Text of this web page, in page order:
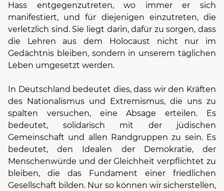
Hass entgegenzutreten, wo immer er sich
manifestiert, und für diejenigen einzutreten, die
verletzlich sind. Sie liegt darin, dafür zu sorgen, dass
die Lehren aus dem Holocaust nicht nur im
Gedächtnis bleiben, sondern in unserem täglichen
Leben umgesetzt werden.
In Deutschland bedeutet dies, dass wir den Kräften
des Nationalismus und Extremismus, die uns zu
spalten versuchen, eine Absage erteilen. Es
bedeutet, solidarisch mit der jüdischen
Gemeinschaft und allen Randgruppen zu sein. Es
bedeutet, den Idealen der Demokratie, der
Menschenwürde und der Gleichheit verpflichtet zu
bleiben, die das Fundament einer friedlichen
Gesellschaft bilden. Nur so können wir sicherstellen,